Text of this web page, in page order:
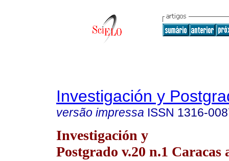
Investigación y
versão impressa ISSN 1316-
Investigación y
Postgrado v.20 n.1 Caracas